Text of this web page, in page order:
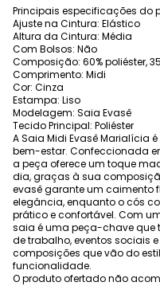
Principais especificações do
Ajuste na Cintura: Elástico
Altura da Cintura: Média
Com Bolsos: Não
Composição: 60% poliéster,
Comprimento: Midi
Cor: Cinza
Estampa: Liso
Modelagem: Saia Evasê
Tecido Principal: Poliéster
A Saia Midi Evasê Marialícia
bem-estar. Confeccionada
a peça oferece um toque
dia, graças à sua
evasê garante um caimento
elegância, enquanto o cós
prático e confortável. Com
saia é uma peça-chave que
de trabalho, eventos sociais
composições que vão do
funcionalidade.
O produto ofertado não